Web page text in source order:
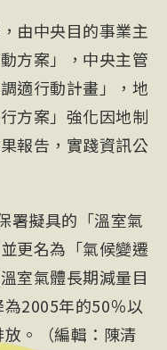
由中央目的事業主
方案」，中央主管
適行動計畫」，地
方案」強化因地制
報告，實踐資訊公
署擬具的「溫室氣
更名為「氣候變遷
室氣體長期減量目
2005年的50％以
。（編輯：陳清